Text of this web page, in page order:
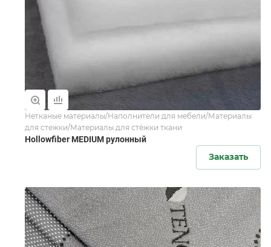
Нетканые материалы/Наполнители для мебели/Материалы
для стежки/Материалы для стёжки ткани
Hollowfiber MEDIUM рулонный
Заказать